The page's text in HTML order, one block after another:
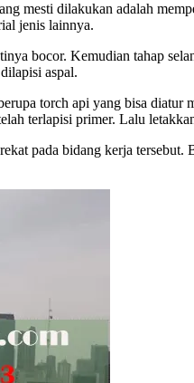
mesti dilakukan adalah
jenis lainnya.
bocor. Kemudian tahap
aspal.
torch api yang bisa
terlapisi primer. Lalu
pada bidang kerja